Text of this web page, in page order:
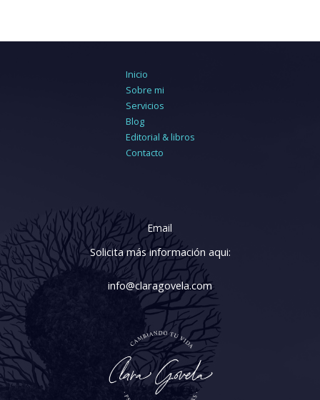
Inicio
Sobre mi
Servicios
Blog
Editorial & libros
Contacto
Email
Solicita más información aqui:
info@claragovela.com